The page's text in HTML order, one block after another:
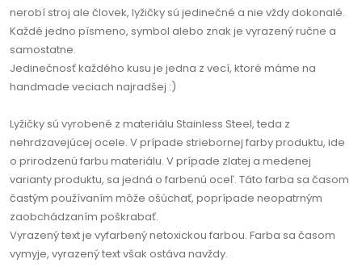
nerobí stroj ale človek, lyžičky sú jedinečné a nie vždy dokonalé.
Každé jedno písmeno, symbol alebo znak je vyrazený ručne a
samostatne.
Jedinečnosť každého kusu je jedna z vecí, ktoré máme na
handmade veciach najradšej :)
Lyžičky sú vyrobené z materiálu Stainless Steel, teda z
nehrdzavejúcej ocele. V prípade striebornej farby produktu, ide
o prirodzenú farbu materiálu. V prípade zlatej a medenej
varianty produktu, sa jedná o farbenú oceľ. Táto farba sa časom
častým používaním môže ošúchať, poprípade neopatrným
zaobchádzaním poškrabať.
Vyrazený text je vyfarbený netoxickou farbou. Farba sa časom
vymyje, vyrazený text však ostáva navždy.